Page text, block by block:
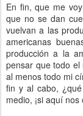
En fin, que me
que no se dan
vuelvan a las
americanas
producción a la
pensar que todo
al menos todo mi
fin y al cabo,
medio, ¡si aquí